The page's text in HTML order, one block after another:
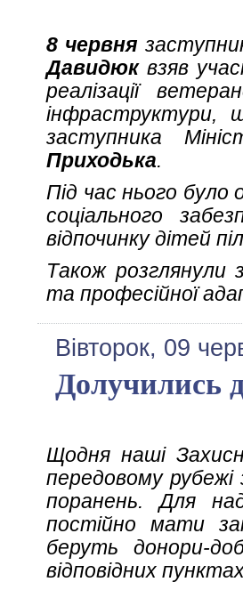
8 червня
Давидюквзяв
реалізації
інфраструктури,
заступника
Приходька.
Під час нього було
соціального
відпочинку дітей
Також розглянули
та професійної
Вівторок, 09
Долучились
Щодня наші
передовому
поранень. Для
постійно мати
беруть донори-
відповідних